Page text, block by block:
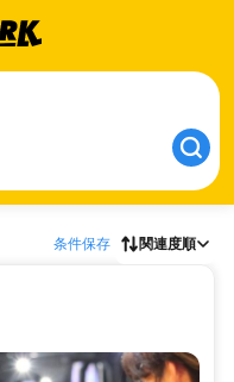
条件保存 関連度順